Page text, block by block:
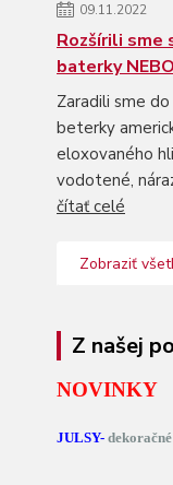
09.11.2022
Rozšírili
baterky NEBO
Zaradili sme
beterky
eloxovaného
vodotené,
čítať celé
Zobraziť
Z našej
NOVINKY
JULSY-